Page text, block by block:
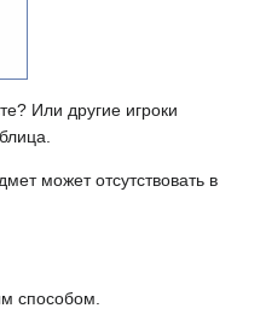
Или другие игроки
может отсутствовать в
способом.